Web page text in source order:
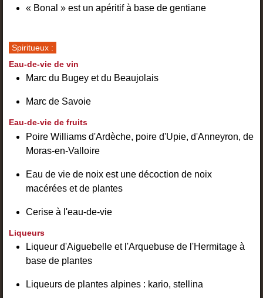
« Bonal » est un apéritif à base de gentiane
Spiritueux :
Eau-de-vie de vin
Marc du Bugey et du Beaujolais
Marc de Savoie
Eau-de-vie de fruits
Poire Williams d'Ardèche, poire d'Upie, d'Anneyron, de
Moras-en-Valloire
Eau de vie de noix est une décoction de noix
macérées et de plantes
Cerise à l'eau-de-vie
Liqueurs
Liqueur d'Aiguebelle et l'Arquebuse de l'Hermitage à
base de plantes
Liqueurs de plantes alpines : kario, stellina